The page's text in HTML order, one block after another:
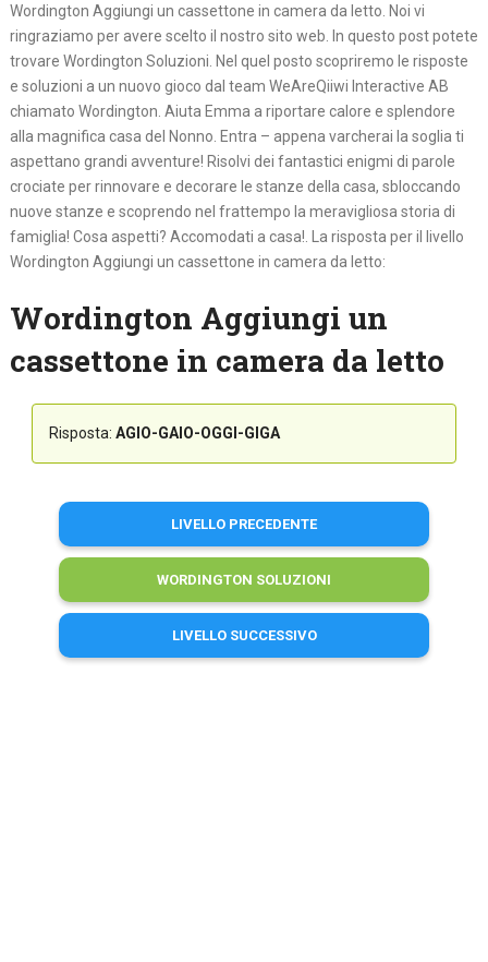
Wordington Aggiungi un cassettone in camera da letto. Noi vi
ringraziamo per avere scelto il nostro sito web. In questo post potete
trovare Wordington Soluzioni. Nel quel posto scopriremo le risposte
e soluzioni a un nuovo gioco dal team WeAreQiiwi Interactive AB
chiamato Wordington. Aiuta Emma a riportare calore e splendore
alla magnifica casa del Nonno. Entra – appena varcherai la soglia ti
aspettano grandi avventure! Risolvi dei fantastici enigmi di parole
crociate per rinnovare e decorare le stanze della casa, sbloccando
nuove stanze e scoprendo nel frattempo la meravigliosa storia di
famiglia! Cosa aspetti? Accomodati a casa!. La risposta per il livello
Wordington Aggiungi un cassettone in camera da letto:
Wordington Aggiungi un
cassettone in camera da letto
Risposta: AGIO-GAIO-OGGI-GIGA
LIVELLO PRECEDENTE
WORDINGTON SOLUZIONI
LIVELLO SUCCESSIVO